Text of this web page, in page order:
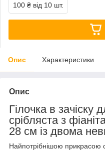
100 ₴ від 10 шт.
Опис Характеристики
Опис
Гілочка в зачіску
срібляста з
28 см із двома
Найпотрібнішою прикрасою